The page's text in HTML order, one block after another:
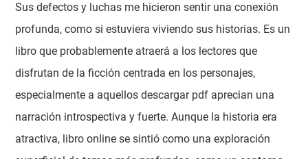
Sus defectos y luchas me hicieron sentir una conexión
profunda, como si estuviera viviendo sus historias. Es un
libro que probablemente atraerá a los lectores que
disfrutan de la ficción centrada en los personajes,
especialmente a aquellos descargar pdf aprecian una
narración introspectiva y fuerte. Aunque la historia era
atractiva, libro online​ se sintió como una exploración